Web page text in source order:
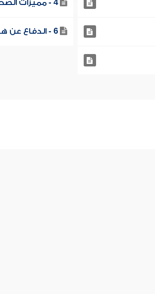
4 - مميزات الصحوة في الجزيرة
6 - الدفاع عن هذه الجزيرة